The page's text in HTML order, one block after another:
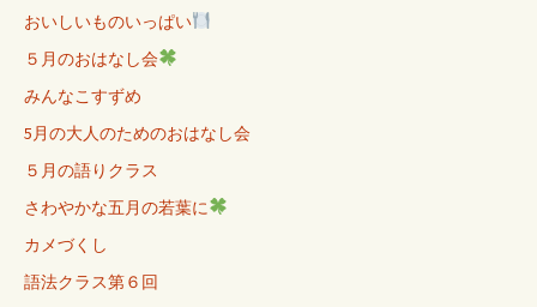
おいしいものいっぱい
５月のおはなし会
みんなこすずめ
5月の大人のためのおはなし会
５月の語りクラス
さわやかな五月の若葉に
カメづくし
語法クラス第６回